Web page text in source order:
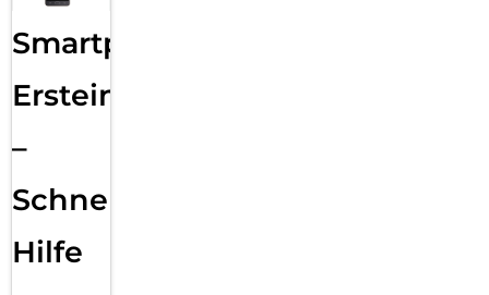
Smartphone
Ersteinrichtung
–
Schnelle
Hilfe